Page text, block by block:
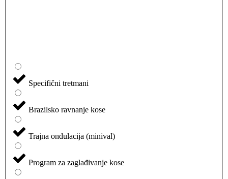
Specifični tretmani
Brazilsko ravnanje kose
Trajna ondulacija (minival)
Program za zaglađivanje kose